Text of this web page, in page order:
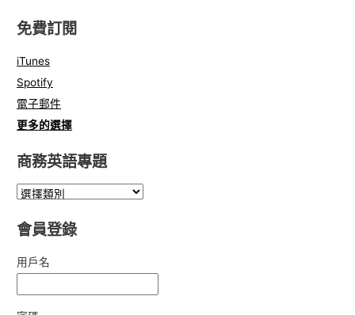
免費訂閱
iTunes
Spotify
電子郵件
更多的選擇
商務英語專題
會員登錄
用戶名